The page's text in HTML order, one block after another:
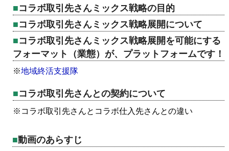
コラボ取引先さんミックス戦略の目的
コラボ取引先さんミックス戦略展開について
コラボ取引先さんミックス戦略展開を可能にする
フォーマット（業態）が、プラットフォームです！
※地域終活支援隊
コラボ取引先さんとの契約について
※コラボ取引先さんとコラボ仕入先さんとの違い
動画のあらすじ